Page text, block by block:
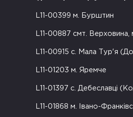
L11-00399 м. Бурштин
L11-00887 смт. Верховина,
L11-00915 с. Мала Тур'я
L11-01203 м. Яремче
L11-01397 с. Дебеславці
L11-01868 м. Івано-